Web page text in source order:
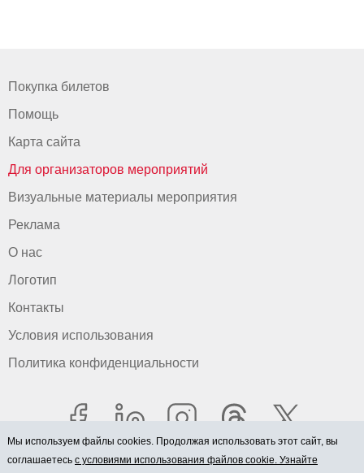
Покупка билетов
Помощь
Карта сайта
Для организаторов мероприятий
Визуальные материалы мероприятия
Реклама
О нас
Логотип
Контакты
Условия использования
Политика конфиденциальности
Мы используем файлы cookies. Продолжая использовать этот сайт, вы
соглашаетесь с условиями использования файлов cookie. Узнайте